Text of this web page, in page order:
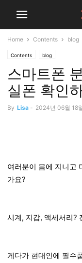
Home Contents blog
Contents blog
스마트폰
실폰 확인
By Lisa - 2024년 06월 18
여러분이 몸에 지니고
가요?
시계, 지갑, 액세서리?
게다가 현대인에 필수